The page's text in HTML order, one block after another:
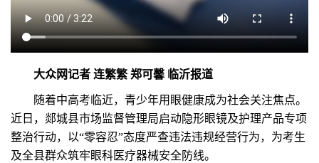
大众网记者 连繁繁 郑可馨 临沂报道
随着中高考临近，青少年用眼健康成为社会关注焦点。
近日，郯城县市场监督管理局启动隐形眼镜及护理产品专项
整治行动，以“零容忍”态度严查违法违规经营行为，为考生
及全县群众筑牢眼科医疗器械安全防线。